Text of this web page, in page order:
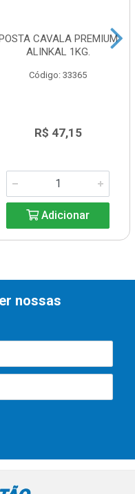
CAVALA PREMIUM
ALINKAL 1KG.
Código: 33365
R$ 47,15
Adicionar
nossas